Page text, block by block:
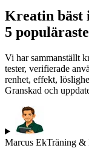
Kreatin bäst
5
Vi har sammanställt
tester, verifierade
renhet, effekt,
Granskad och
Marcus EkTräning &